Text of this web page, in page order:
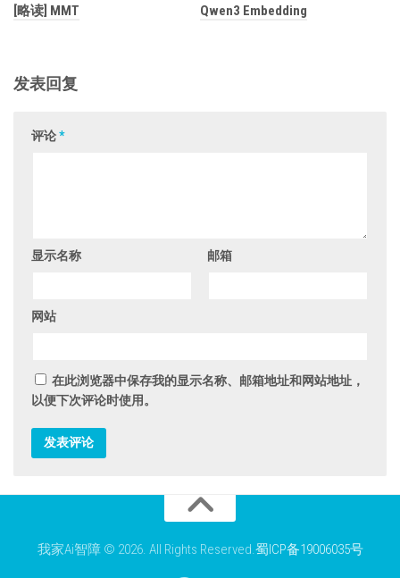
[略读] MMT Qwen3 Embedding
发表回复
评论*
显示名称 邮箱
网站
在此浏览器中保存我的显示名称、邮箱地址和网站地址，
以便下次评论时使用。
我家Ai智障 © 2026. All Rights Reserved.蜀ICP备19006035号